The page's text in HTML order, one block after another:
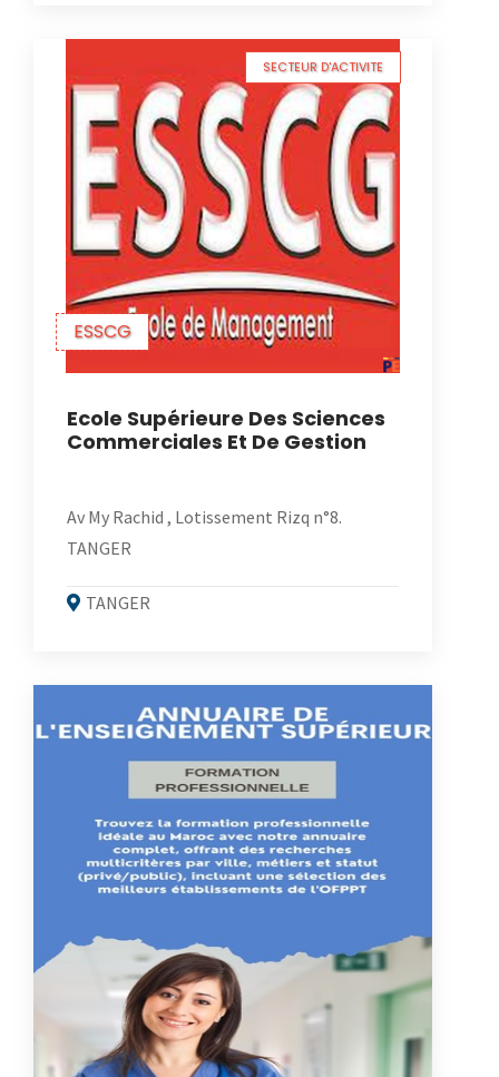
ESSCG
SECTEUR D'ACTIVITE
Ecole Supérieure Des Sciences
Commerciales Et De Gestion
Av My Rachid , Lotissement Rizq n°8.
TANGER
TANGER